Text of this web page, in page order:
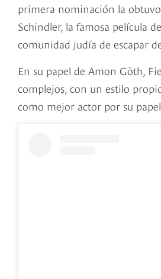
primera nominación la
Schindler, la famosa película
comunidad judía de escapar
En su papel de Amon Göth,
complejos, con un estilo
como mejor actor por su